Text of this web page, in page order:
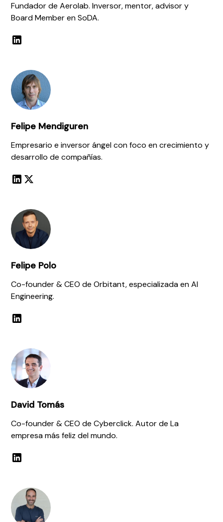
Fundador de Aerolab. Inversor, mentor, advisor y
Board Member en SoDA.
Felipe Mendiguren
Empresario e inversor ángel con foco en crecimiento y
desarrollo de compañías.
Felipe Polo
Co-founder & CEO de Orbitant, especializada en AI
Engineering.
David Tomás
Co-founder & CEO de Cyberclick. Autor de La
empresa más feliz del mundo.